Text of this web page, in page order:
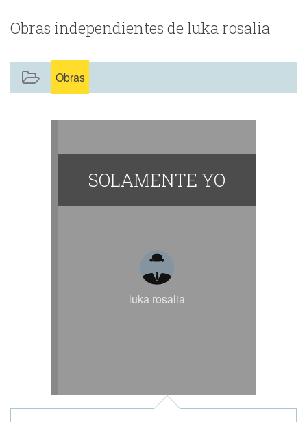
Obras independientes de luka rosalia
Obras
SOLAMENTE YO
luka rosalia